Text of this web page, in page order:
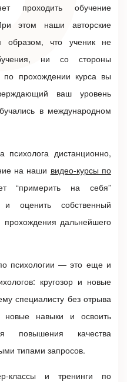
проходить обучение
этом наши авторские
образом, что ученик не
ни со стороны
по прохождении курса вы
ваш уровень
в международном
психолога дистанционно,
на наши видео-курсы по
“примерить на себя”
оценить собственный
прохождения дальнейшего
психологии — это еще и
: кругозор и новые
специалисту без отрыва
новые навыки и освоить
повышения качества
типами запросов.
классы и тренинги по